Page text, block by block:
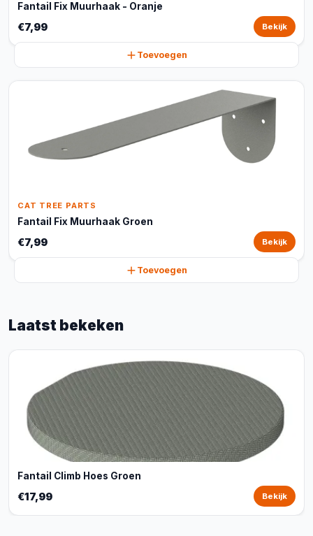
Fantail Fix Muurhaak - Oranje
€7,99 Bekijk
Toevoegen
CAT TREE PARTS
Fantail Fix Muurhaak Groen
€7,99 Bekijk
Toevoegen
Laatst bekeken
Fantail Climb Hoes Groen
€17,99 Bekijk